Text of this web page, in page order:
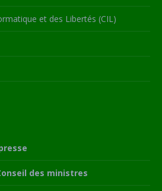
et des Libertés (CIL)
des ministres